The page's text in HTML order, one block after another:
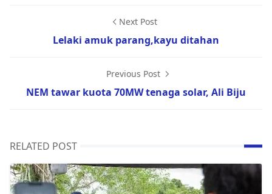
Next Post
Lelaki amuk parang,kayu ditahan
Previous Post
NEM tawar kuota 70MW tenaga solar, Ali Biju
RELATED POST